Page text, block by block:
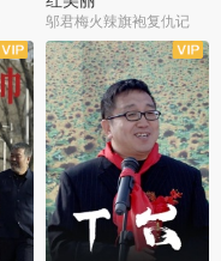
邬君梅火辣旗袍复仇记